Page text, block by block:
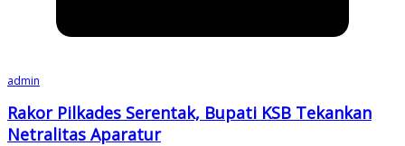
admin
Rakor Pilkades Serentak, Bupati KSB Tekankan
Netralitas Aparatur